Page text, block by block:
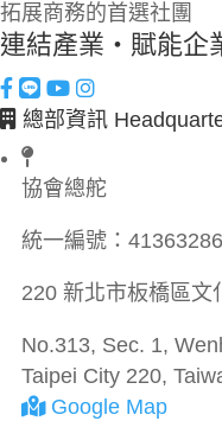
拓展商務的首選社團
連結產業・賦能企
總部資訊
協會總舵
統一編號： 41363286
220 新北市板橋區文
No.313, Sec. 1,
Taipei City 220,
Google Map